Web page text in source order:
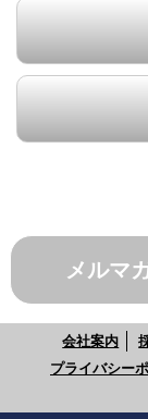
メルマ
会社案内
プライバシー